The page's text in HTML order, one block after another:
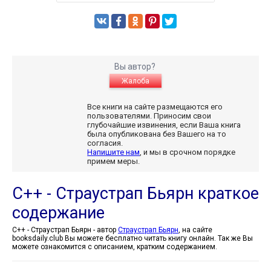
Вы автор?
Жалоба
Все книги на сайте размещаются его
пользователями. Приносим свои
глубочайшие извинения, если Ваша книга
была опубликована без Вашего на то
согласия.
Напишите нам , и мы в срочном порядке
примем меры.
C++ - Страустрап Бьярн краткое
содержание
C++ - Страустрап Бьярн - автор Страустрап Бьярн , на сайте
booksdaily.club Вы можете бесплатно читать книгу онлайн. Так же Вы
можете ознакомится с описанием, кратким содержанием.